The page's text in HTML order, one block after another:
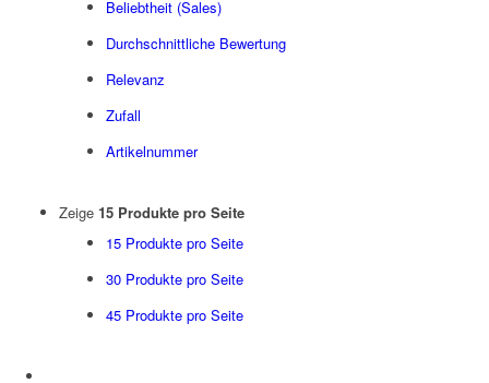
Beliebtheit (Sales)
Durchschnittliche Bewertung
Relevanz
Zufall
Artikelnummer
Zeige 15 Produkte pro Seite
15 Produkte pro Seite
30 Produkte pro Seite
45 Produkte pro Seite